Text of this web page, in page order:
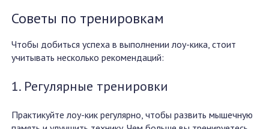
Советы по тренировкам
Чтобы добиться успеха в выполнении лоу-кика, стоит
учитывать несколько рекомендаций:
1. Регулярные тренировки
Практикуйте лоу-кик регулярно, чтобы развить мышечную